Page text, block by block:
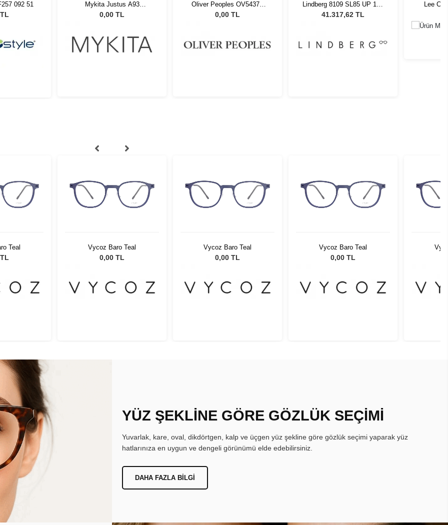
A93
376
Oliver Peoples OV5437U
1011 54
0,00 TL
Lindberg 8109 SL85 UP 145
G
41.317,62 TL
Lee Cooper LC 1506 C2
0,00 TL
Ninoflex
Teal Vycoz Baro Teal
0,00 TL
Vycoz Baro Teal
0,00 TL
Vycoz Baro Teal
0,00 TL
YÜZ ŞEKLİNE GÖRE GÖZLÜK SEÇİMİ
Yuvarlak, kare, oval, dikdörtgen, kalp ve üçgen yüz şekline göre gözlük seçimi yaparak yüz
hatlarınıza en uygun ve dengeli görünümü elde edebilirsiniz.
DAHA FAZLA BILGI